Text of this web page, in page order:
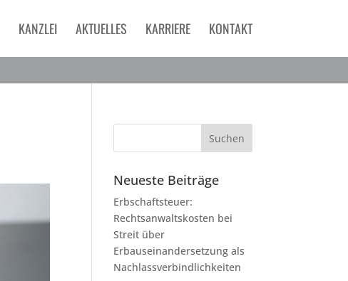
KANZLEI AKTUELLES KARRIERE KONTAKT
Neueste Beiträge
Erbschaftsteuer:
Rechtsanwaltskosten bei
Streit über
Erbauseinandersetzung als
Nachlassverbindlichkeiten